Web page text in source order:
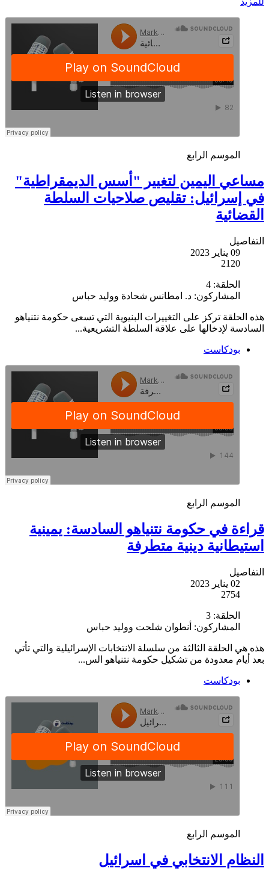
الموسم الرابع
مساعي اليمين لتغيير "أسس الديمقراطية"
في إسرائيل: تقليص صلاحيات السلطة
القضائية
التفاصيل
09 يناير 2023
2120
الحلقة: 4
المشاركون: د. امطانس شحادة ووليد حباس
هذه الحلقة تركز على التغييرات البنيوية التي تسعى حكومة نتنياهو
السادسة لإدخالها على علاقة السلطة التشريعية...
بودكاست
الموسم الرابع
قراءة في حكومة نتنياهو السادسة: يمينية
استيطانية دينية متطرفة
التفاصيل
02 يناير 2023
2754
الحلقة: 3
المشاركون: أنطوان شلحت ووليد حباس
هذه هي الحلقة الثالثة من سلسلة الانتخابات الإسرائيلية والتي تأتي
بعد أيام معدودة من تشكيل حكومة نتنياهو الس...
بودكاست
الموسم الرابع
النظام الانتخابي في اسرائيل